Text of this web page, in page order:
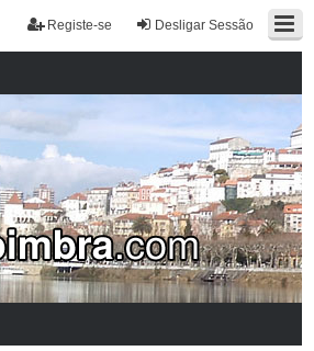
Desligar Sessão
Registe-se